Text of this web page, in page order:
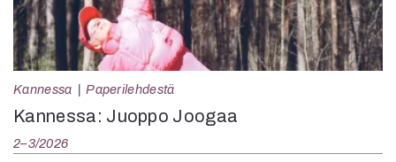
Kannessa Paperilehdestä
Kannessa: Juoppo Joogaa
2–3/2026